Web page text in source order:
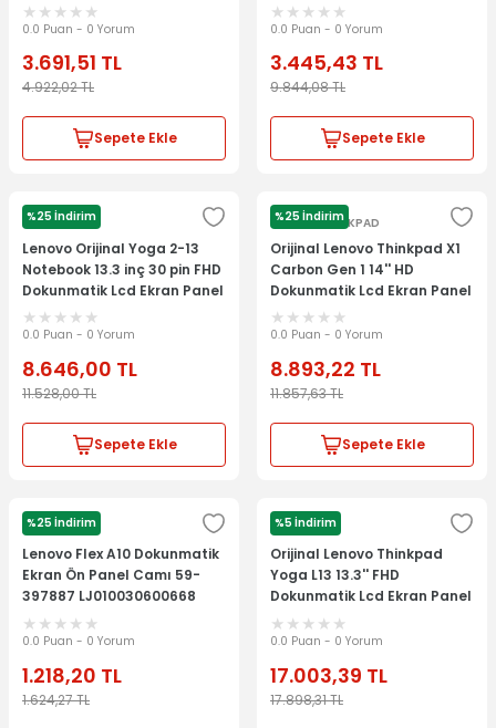
131753Q1V1.3-2
0.0 Puan - 0 Yorum
3.691,51 TL
4.922,02TL
Sepete Ekle
Ekran Panel
0.0 Puan - 0 Yorum
3.445,43 TL
9.844,08TL
Sepete Ekle
%25 İndirim
LENOVO
Lenovo Orijinal Yoga 2-13
Notebook 13.3 inç 30 pin FHD
Dokunmatik Lcd Ekran Panel
Kit
0.0 Puan - 0 Yorum
8.646,00 TL
11.528,00TL
Sepete Ekle
%25 İndirim
LENOVO THİNKPAD
Orijinal Lenovo Thinkpad X1
Carbon Gen 1 14'' HD
Dokunmatik Lcd Ekran Panel
Kit 04Y2061 04X1756
0.0 Puan - 0 Yorum
8.893,22 TL
11.857,63TL
Sepete Ekle
%25 İndirim
LENOVO
Lenovo Flex A10 Dokunmatik
Ekran Ön Panel Camı 59-
397887 LJ010030600668
0.0 Puan - 0 Yorum
1.218,20 TL
1.624,27TL
%5 İndirim
LENOVO
Orijinal Lenovo Thinkpad
Yoga L13 13.3'' FHD
Dokunmatik Lcd Ekran Panel
Kit 5M10W64464
0.0 Puan - 0 Yorum
17.003,39 TL
17.898,31TL